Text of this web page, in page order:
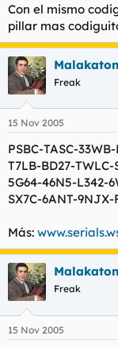
Con el mismo
pillar mas
Freak
15 Nov 2005
PSBC-TASC-
T7LB-BD27-TWLC-
5G64-46N5-L342-
SX7C-6ANT-9NJX-
Más:
Freak
15 Nov 2005